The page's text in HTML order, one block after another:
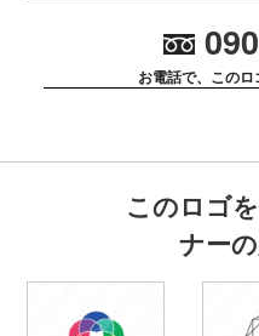
お電話で、この
このロゴ
ナー